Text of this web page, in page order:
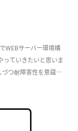
WEBサーバー環境構
っていきたいと思いま
つ耐障害性を意識し